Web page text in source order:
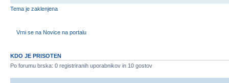
Tema je zaklenjena
Vrni se na Novice na portalu
KDO JE PRISOTEN
Po forumu brska: 0 registriranih uporabnikov in 10 gostov